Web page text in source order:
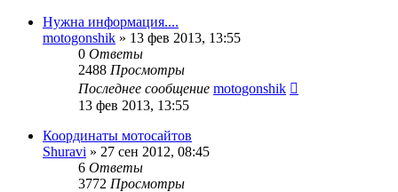
Нужна информация....
motogonshik » 13 фев 2013, 13:55
0 Ответы
2488 Просмотры
Последнее сообщение motogonshik
13 фев 2013, 13:55
Координаты мотосайтов
Shuravi » 27 сен 2012, 08:45
6 Ответы
3772 Просмотры